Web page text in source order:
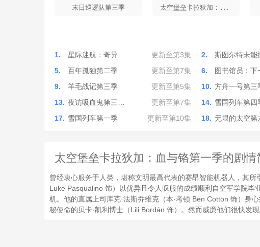
末日巡逻队第三季 太
空堡垒卡拉狄加：血与铬第一季
1. 星际迷航：奇异… 更新至第3集 2. 斯图尔特未
5.
百年孤独第二季 更新至第7集 6. 图书馆员：
9.
羊毛战记第三季 更新至第5集 10. 方舟一号第三
13. 夜访吸血鬼第三… 更新至第7集 14. 雪国列车第四
17. 雪国列车第一季 更新至第10集 18. 无垠的太空
太空堡垒卡拉狄加：血与铬第一季的剧情简
曾经衷心服务于人类，堪称文明最高代表的赛昂智能机器人，其
Luke Pasqualino 饰）以优异且令人叹服的成绩顺利自空军学院
机。他的直属上司库克·法斯乔维克（本·考顿 Ben Cotton 饰）身
秘使命的贝卡·凯利博士（Lili Bordán 饰）。然而威廉他们很快